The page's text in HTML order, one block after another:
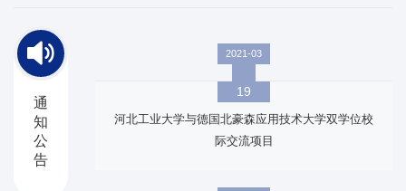
通
知
公
告
2021-03
19
河北工业大学与德国北豪森应用技术大学双学位校
际交流项目